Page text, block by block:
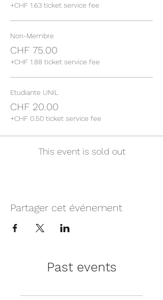
+CHF 1.63 ticket service fee
Non-Membre
CHF 75.00
+CHF 1.88 ticket service fee
Etudiante UNIL
CHF 20.00
+CHF 0.50 ticket service fee
This event is sold out
Partager cet événement
Past events